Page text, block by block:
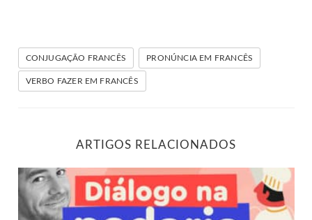
CONJUGAÇÃO FRANCÊS PRONÚNCIA EM FRANCÊS
VERBO FAZER EM FRANCÊS
ARTIGOS RELACIONADOS
Diálogo na padaria em francês com exemplos e áudios